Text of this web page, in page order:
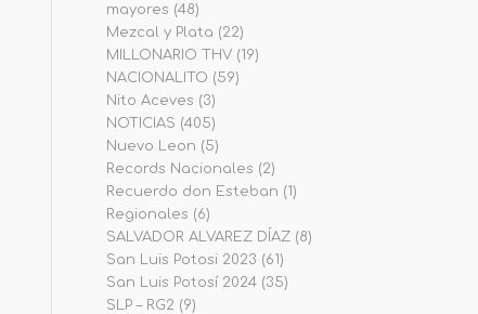
mayores (48)
Mezcal y Plata (22)
MILLONARIO THV (19)
NACIONALITO (59)
Nito Aceves (3)
NOTICIAS (405)
Nuevo Leon (5)
Records Nacionales (2)
Recuerdo don Esteban (1)
Regionales (6)
SALVADOR ALVAREZ DÍAZ (8)
San Luis Potosi 2023 (61)
San Luis Potosí 2024 (35)
SLP – RG2 (9)